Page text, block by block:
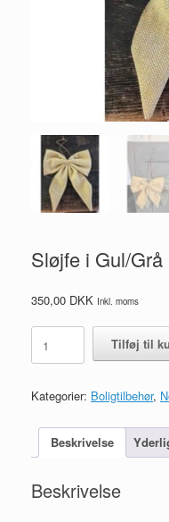
Sløjfe i Gul/
350,00 DKK Inkl. moms
Sløjfe
Gul/Grå
Stof
Tilføj til
Kategorier: Boligtilbehør,
Beskrivelse
Beskrivelse